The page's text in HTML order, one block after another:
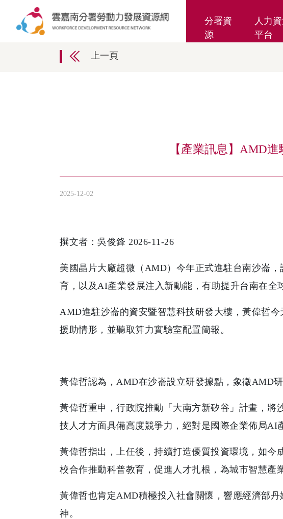
分署資
源
人力
平台
上一頁
【產業訊息】AMD
2025-12-02
撰文者：吳俊鋒 2026-11-26
美國晶片大廠超微（AMD）今年正式進駐台南沙崙
育，以及AI產業發展注入新動能，有助提升台南在全
AMD進駐沙崙的資安暨智慧科技研發大樓，黃偉哲
援助情形，並聽取算力實驗室配置簡報。
黃偉哲認為，AMD在沙崙設立研發據點，象徵AMD
黃偉哲重申，行政院推動「大南方新矽谷」計畫，
技人才方面具備高度競爭力，絕對是國際企業佈局AI
黃偉哲指出，上任後，持續打造優質投資環境，如
校合作推動科普教育，促進人才扎根，為城市智慧產
黃偉哲也肯定AMD積極投入社會關懷，響應經濟部
神。